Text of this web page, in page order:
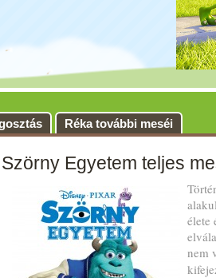
Réka további meséi
Szörny Egyetem teljes
élete
nem